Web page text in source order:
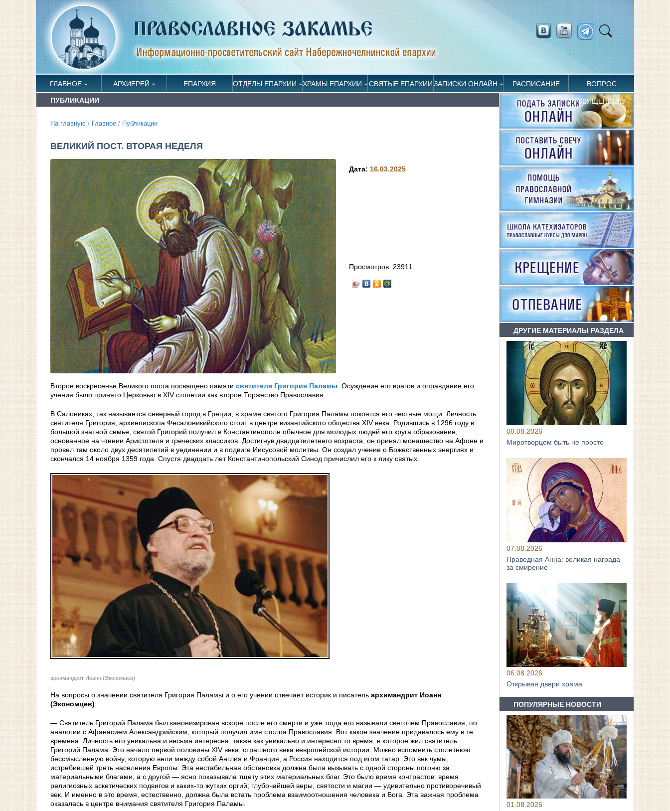
ГЛАВНОЕ АРХИЕРЕЙ ЕПАРХИЯ ОТДЕЛЫ ЕПАРХИИ ХРАМЫ ЕПАРХИИ СВЯТЫЕ ЕПАРХИИЗАПИСКИ ОНЛАЙН РАСПИСАНИЕ ВОПРОС
СВЯЩЕННИКУ
ПУБЛИКАЦИИ
На главную / Главное / Публикации
ВЕЛИКИЙ ПОСТ. ВТОРАЯ НЕДЕЛЯ
Дата: 16.03.2025
Просмотров: 23911
Второе воскресенье Великого поста посвящено памяти святителя Григория Паламы. Осуждение его врагов и оправдание его
учения было принято Церковью в XIV столетии как второе Торжество Православия.
В Салониках, так называется северный город в Греции, в храме святого Григория Паламы покоятся его честные мощи. Личность
святителя Григория, архиепископа Фесалоникийского стоит в центре византийского общества XIV века. Родившись в 1296 году в
большой знатной семье, святой Григорий получил в Константинополе обычное для молодых людей его круга образование,
основанное на чтении Аристотеля и греческих классиков. Достигнув двадцатилетнего возраста, он принял монашество на Афоне и
провел там около двух десятилетий в уединении и в подвиге Иисусовой молитвы. Он создал учение о Божественных энергиях и
скончался 14 ноября 1359 года. Спустя двадцать лет Константинопольский Синод причислил его к лику святых.
архимандрит Иоанн (Экономцев)
На вопросы о значении святителя Григория Паламы и о его учении отвечает историк и писатель архимандрит Иоанн
(Экономцев):
— Святитель Григорий Палама был канонизирован вскоре после его смерти и уже тогда его называли светочем Православия, по
аналогии с Афанасием Александрийским, который получил имя столпа Православия. Вот какое значение придавалось ему в те
времена. Личность его уникальна и весьма интересна, также как уникально и интересно то время, в которое жил святитель
Григорий Палама. Это начало первой половины XIV века, страшного века вевропейской истории. Можно вспомнить столетнюю
бессмысленную войну, которую вели между собой Англия и Франция, а Россия находится под игом татар. Это век чумы,
истребившей треть населения Европы. Эта нестабильная обстановка должна была вызывать с одной стороны погоню за
материальными благами, а с другой — ясно показывала тщету этих материальных благ. Это было время контрастов: время
религиозных аскетических подвигов и каких-то жутких оргий; глубочайшей веры, святости и магии — удивительно противоречивый
век. И именно в это время, естественно, должна была встать проблема взаимоотношения человека и Бога. Эта важная проблема
оказалась в центре внимания святителя Григория Паламы.
ДРУГИЕ МАТЕРИАЛЫ РАЗДЕЛА
08.08.2026
Миротворцем быть не просто
07.08.2026
Праведная Анна: великая награда
за смирение
06.08.2026
Открывая двери храма
ПОПУЛЯРНЫЕ НОВОСТИ
01.08.2026